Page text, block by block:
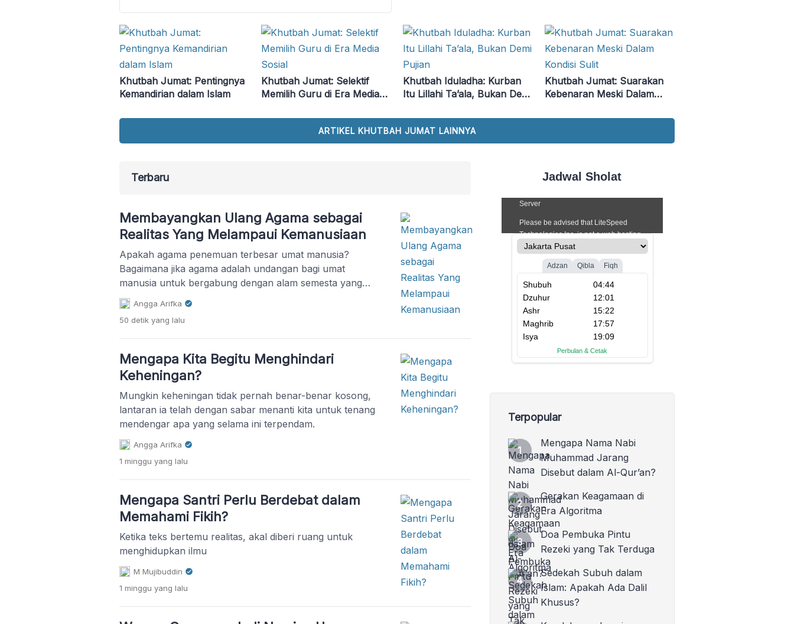
khutbah Jumat kali ini. Setiap orang pasti pernah
berada pada titik kehidupan yang […]
Khutbah Jumat: Pentingnya
Kemandirian dalam Islam
Khutbah Jumat: Selektif
Memilih Guru di Era Media
Khutbah Iduladha: Kurban
Itu Lillahi Ta’ala, Bukan Demi
Khutbah Jumat: Suarakan
Kebenaran Meski Dalam
ARTIKEL KHUTBAH JUMAT LAINNYA
Terbaru
Membayangkan Ulang Agama sebagai
Realitas Yang Melampaui Kemanusiaan
Apakah agama penemuan terbesar umat manusia?
Bagaimana jika agama adalah undangan bagi umat
manusia untuk bergabung dengan alam semesta yang
selama ini telah senantiasa beribadah?
Angga Arifka
50 detik yang lalu
Mengapa Kita Begitu Menghindari
Keheningan?
Mungkin keheningan tidak pernah benar-benar kosong,
lantaran ia telah dengan sabar menanti kita untuk tenang
mendengar apa yang selama ini terpendam.
Angga Arifka
1 minggu yang lalu
Mengapa Santri Perlu Berdebat dalam
Memahami Fikih?
Ketika teks bertemu realitas, akal diberi ruang untuk
menghidupkan ilmu
M Mujibuddin
1 minggu yang lalu
Jadwal Sholat
Terpopular
Mengapa Nama Nabi
Muhammad Jarang
Disebut dalam Al-Qur’an?
Gerakan Keagamaan di
Era Algoritma
Doa Pembuka Pintu
Rezeki yang Tak Terduga
Sedekah Subuh dalam
Islam: Apakah Ada Dalil
Khusus?